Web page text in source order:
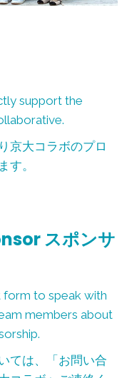
support the
京大コラボのプロ
す。
スポンサ
form to speak with
members about
ては、「お問い合